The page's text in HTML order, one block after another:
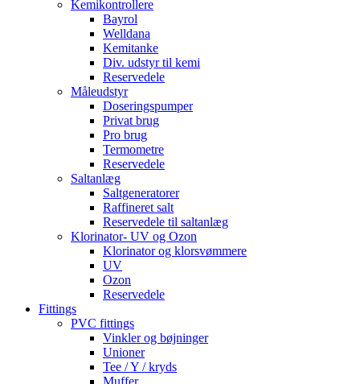
Kemikontrollere
Bayrol
Welldana
Kemitanke
Div. udstyr til kemi
Reservedele
Måleudstyr
Doseringspumper
Privat brug
Pro brug
Termometre
Reservedele
Saltanlæg
Saltgeneratorer
Raffineret salt
Reservedele til saltanlæg
Klorinator- UV og Ozon
Klorinator og klorsvømmere
UV
Ozon
Reservedele
Fittings
PVC fittings
Vinkler og bøjninger
Unioner
Tee / Y / kryds
Muffer